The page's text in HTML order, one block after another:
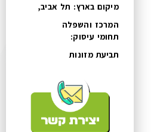
מיקום בארץ: תל אביב,
המרכז והשפלה
תחומי עיסוק:
תביעת מזונות